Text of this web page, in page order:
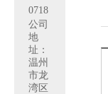
0718
公司
地
址：
温州
市龙
湾区